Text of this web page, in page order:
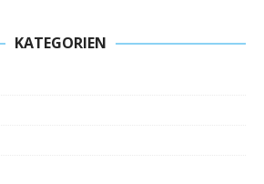
KATEGORIEN